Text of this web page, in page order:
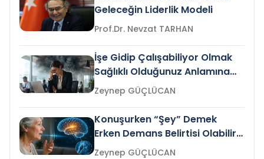
Geleceğin Liderlik Modeli
Prof.Dr. Nevzat TARHAN
İşe Gidip Çalışabiliyor Olmak
Sağlıklı Olduğunuz Anlamına
Gelir mi?Zeynep GÜÇLÜCAN
Konuşurken “Şey” Demek
Erken Demans Belirtisi Olabilir
mi?
Zeynep GÜÇLÜCAN